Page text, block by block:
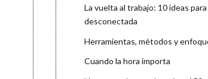
La vuelta al trabajo: 10 ideas
desconectada
Herramientas, métodos y
Cuando la hora importa